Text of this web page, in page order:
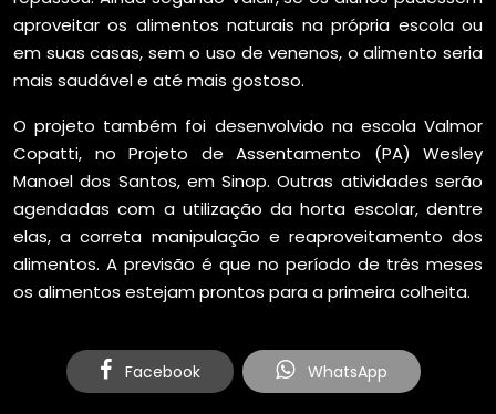
aproveitar os alimentos naturais na própria escola ou
em suas casas, sem o uso de venenos, o alimento seria
mais saudável e até mais gostoso.
O projeto também foi desenvolvido na escola Valmor
Copatti, no Projeto de Assentamento (PA) Wesley
Manoel dos Santos, em Sinop. Outras atividades serão
agendadas com a utilização da horta escolar, dentre
elas, a correta manipulação e reaproveitamento dos
alimentos. A previsão é que no período de três meses
os alimentos estejam prontos para a primeira colheita.
Facebook WhatsApp